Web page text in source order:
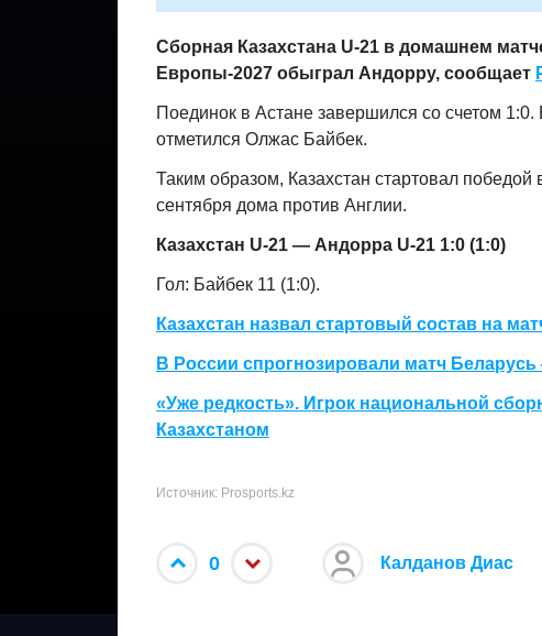
Сборная Казахстана U-21 в домашнем
Европы-2027 обыграл Андорру, сообщает
Поединок в Астане завершился со счетом 1:0.
отметился Олжас Байбек.
Таким образом, Казахстан стартовал
сентября дома против Англии.
Казахстан U-21 — Андорра U-21 1:0 (1:0)
Гол: Байбек 11 (1:0).
Казахстан назвал стартовый состав на
В России спрогнозировали матч Беларусь
«Уже редкость». Игрок национальной
Казахстаном
Источник: Prosports.kz
0 Калданов Диас